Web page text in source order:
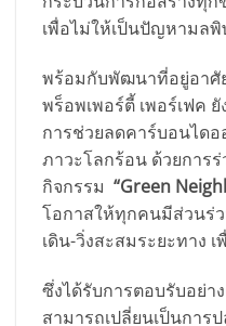
เพื่อไม่ให้เป็นปัญหามล
พร้อมกับพัฒนาที่อยู่อาศั
พร็อพเพอร์ตี้ เพอร์เฟค
การช่วยลดคาร์บอนไดอ
ภาวะโลกร้อน ด้วยการ
กิจกรรม “Green
โอกาสให้ทุกคนมีส่วนร่
เดิน-วิ่งสะสมระยะทาง
ซึ่งได้รับการตอบรับอย่า
สามารถเปลี่ยนเป็นการ